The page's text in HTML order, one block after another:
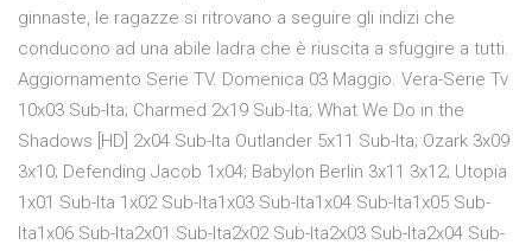
ginnaste, le ragazze si ritrovano a seguire gli indizi che
conducono ad una abile ladra che è riuscita a sfuggire a tutti.
Aggiornamento Serie TV. Domenica 03 Maggio. Vera-Serie Tv
10x03 Sub-Ita; Charmed 2x19 Sub-Ita; What We Do in the
Shadows [HD] 2x04 Sub-Ita Outlander 5x11 Sub-Ita; Ozark 3x09
3x10; Defending Jacob 1x04; Babylon Berlin 3x11 3x12; Utopia
1x01 Sub-Ita 1x02 Sub-Ita1x03 Sub-Ita1x04 Sub-Ita1x05 Sub-
Ita1x06 Sub-Ita2x01 Sub-Ita2x02 Sub-Ita2x03 Sub-Ita2x04 Sub-